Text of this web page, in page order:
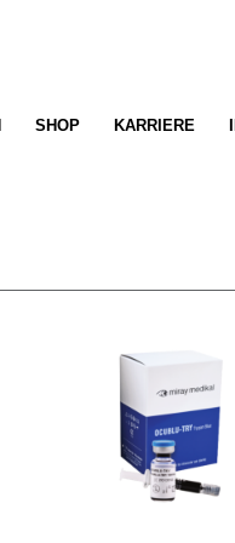
SHOP KARRIERE